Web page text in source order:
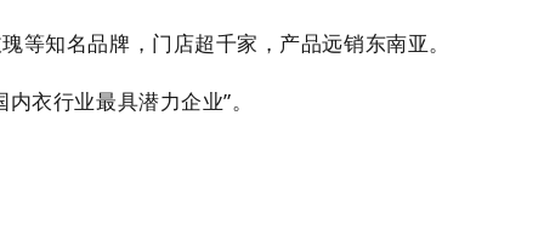
知名品牌，门店超千家，产品远销东南亚。
衣行业最具潜力企业”。